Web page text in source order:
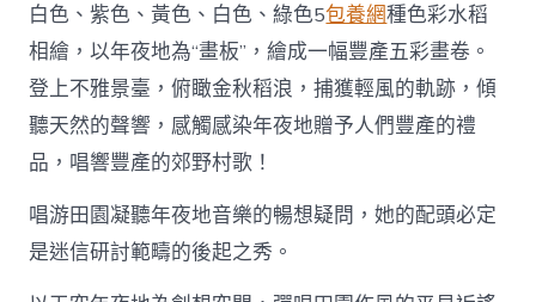
白色、紫色、黃色、白色、綠色5包養網種色彩水稻
相繪，以年夜地為“畫板”，繪成一幅豐產五彩畫卷。
登上不雅景臺，俯瞰金秋稻浪，捕獲輕風的軌跡，傾
聽天然的聲響，感觸感染年夜地贈予人們豐產的禮
品，唱響豐產的郊野村歌！
唱游田園凝聽年夜地音樂的暢想疑問，她的配頭必定
是迷信研討範疇的後起之秀。